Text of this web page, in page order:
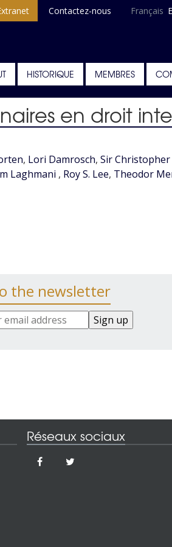
HISTORIQUE MEMBRES
Contactez-nous Français
en droit
, Lori Damrosch, Sir Christopher
Laghmani , Roy S. Lee, Theodor
the newsletter
Réseaux sociaux